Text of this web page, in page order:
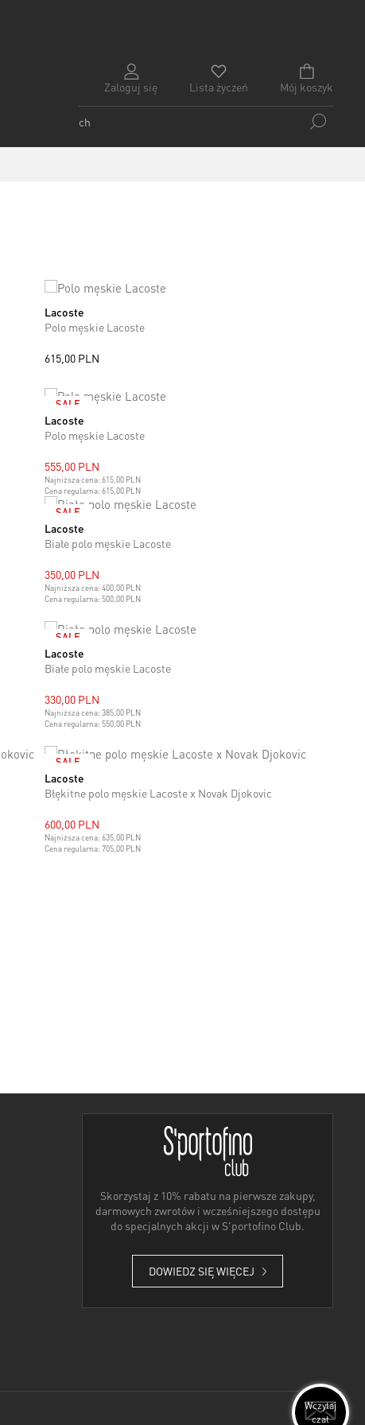
Zaloguj się Mój koszyk
Lista życzeń
M
Lacoste
Polo męskie Lacoste
615,00 PLN
SALE
M L
Lacoste
Polo męskie Lacoste
555,00 PLN
Najniższa cena: 615,00 PLN
Cena regularna: 615,00 PLN
SALE
M L
Lacoste
Białe polo męskie Lacoste
350,00 PLN
Najniższa cena: 400,00 PLN
Cena regularna: 500,00 PLN
SALE
L XL
Lacoste
Białe polo męskie Lacoste
330,00 PLN
Najniższa cena: 385,00 PLN
Cena regularna: 550,00 PLN
SALE
M L
Lacoste
Błękitne polo męskie Lacoste x Novak Djokovic
600,00 PLN
Najniższa cena: 635,00 PLN
Cena regularna: 705,00 PLN
Skorzystaj z 10% rabatu na pierwsze zakupy,
darmowych zwrotów i wcześniejszego dostępu
do specjalnych akcji w S'portofino Club.
DOWIEDZ SIĘ WIĘCEJ
Wczytaj
czat